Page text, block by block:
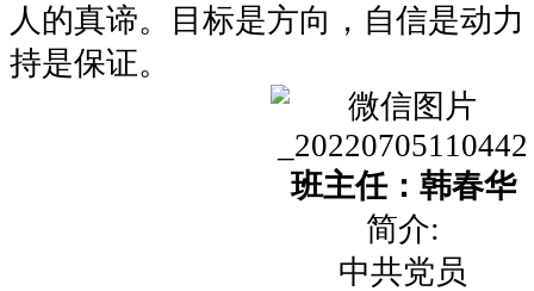
⼈的真谛。目标是方向，自信是动
持是保证。
班主任：韩春华
简介:
中共党员